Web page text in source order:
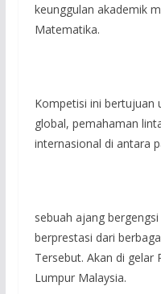
keunggulan akademik
Matematika.
Kompetisi ini bertujuan
global, pemahaman
internasional di antara
sebuah ajang
berprestasi dari
Tersebut. Akan di gelar
Lumpur Malaysia.